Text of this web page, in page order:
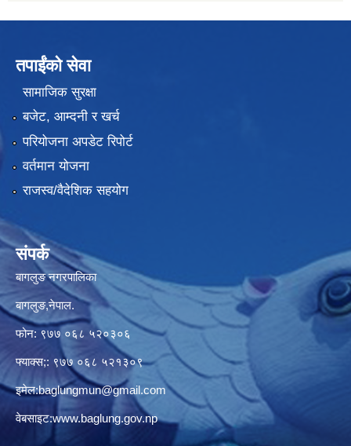
तपाईंको सेवा
सामाजिक सुरक्षा
बजेट, आम्दनी र खर्च
परियोजना अपडेट रिपोर्ट
वर्तमान योजना
राजस्व/वैदेशिक सहयोग
संपर्क
बागलुङ नगरपालिका
बागलुङ,नेपाल.
फोन: ९७७ ०६८ ५२०३०६
फ्याक्स;: ९७७ ०६८ ५२१३०९
इमेल:baglungmun@gmail.com
वेबसाइट:www.baglung.gov.np